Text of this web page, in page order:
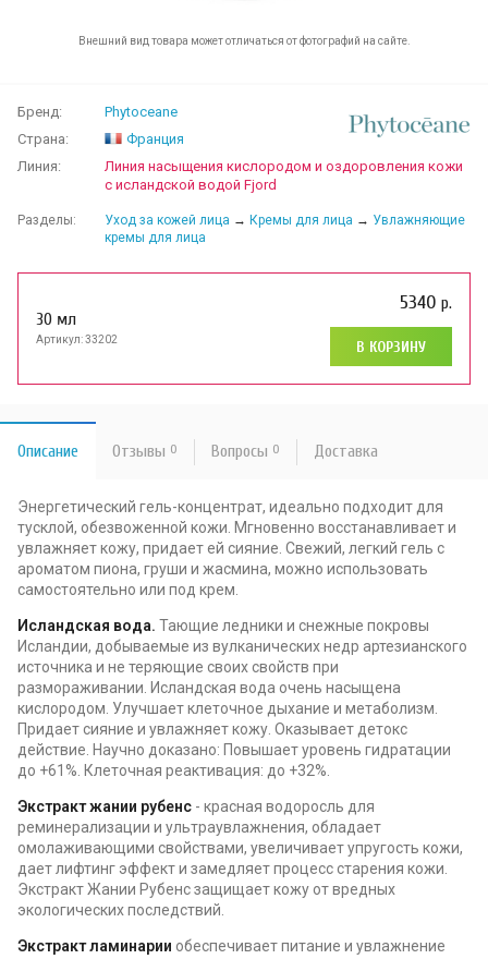
Внешний вид товара может отличаться от фотографий на сайте.
Бренд:
Phytoceane
Страна:
Франция
Линия:
Линия насыщения кислородом и оздоровления кожи
с исландской водой Fjord
Разделы: Уход за кожей лица → Кремы для лица → Увлажняющие
кремы для лица
30 мл
Артикул: 33202
5340 р.
В КОРЗИНУ
Описание Отзывы 0 Вопросы 0 Доставка
Энергетический гель-концентрат, идеально подходит для
тусклой, обезвоженной кожи. Мгновенно восстанавливает и
увлажняет кожу, придает ей сияние. Свежий, легкий гель с
ароматом пиона, груши и жасмина, можно использовать
самостоятельно или под крем.
Исландская вода. Тающие ледники и снежные покровы
Исландии, добываемые из вулканических недр артезианского
источника и не теряющие своих свойств при
размораживании. Исландская вода очень насыщена
кислородом. Улучшает клеточное дыхание и метаболизм.
Придает сияние и увлажняет кожу. Оказывает детокс
действие. Научно доказано: Повышает уровень гидратации
до +61%. Клеточная реактивация: до +32%.
Экстракт жании рубенс - красная водоросль для
реминерализации и ультраувлажнения, обладает
омолаживающими свойствами, увеличивает упругость кожи,
дает лифтинг эффект и замедляет процесс старения кожи.
Экстракт Жании Рубенс защищает кожу от вредных
экологических последствий.
Экстракт ламинарии обеспечивает питание и увлажнение